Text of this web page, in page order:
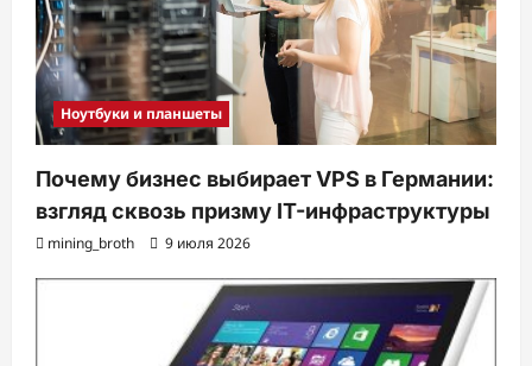
Ноутбуки и планшеты
Почему бизнес выбирает VPS в Германии:
взгляд сквозь призму IT-инфраструктуры
mining_broth 9 июля 2026